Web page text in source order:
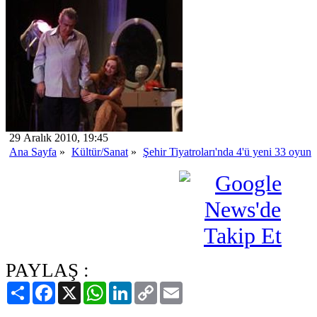
29 Aralık 2010, 19:45
Ana Sayfa » Kültür/Sanat » Şehir Tiyatroları'nda 4'ü yeni 33 oyun
PAYLAŞ :
PaylaşFacebook
X WhatsAppLinkedIn
Copy
Link